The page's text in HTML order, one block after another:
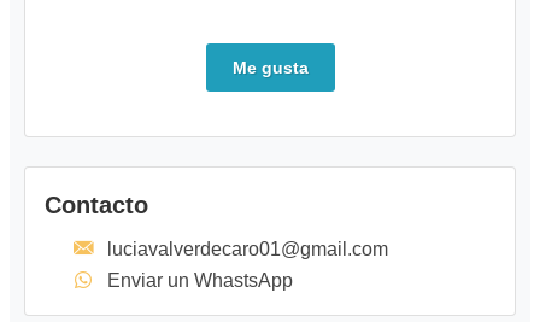
Me gusta
Contacto
luciavalverdecaro01@gmail.com
Enviar un WhastsApp